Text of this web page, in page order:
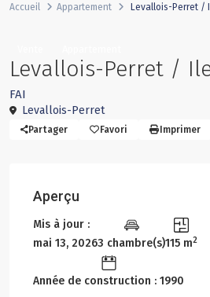
Accueil Appartement Levallois-Perret /
Levallois-Perret /
FAI
Levallois-Perret
Partager Favori Imprimer
Aperçu
Mis à jour :
mai 13, 20263 chambre(s)115 m2
Année de construction : 1990